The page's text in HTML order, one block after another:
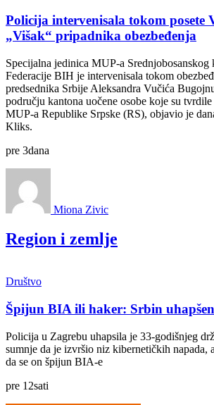
Policija intervenisala tokom posete
„Višak“ pripadnika obezbeđenja
Specijalna jedinica MUP-a
Federacije BIH je intervenisala tokom
predsednika Srbije Aleksandra Vučića
području kantona uočene osobe koje su
MUP-a Republike Srpske (RS), objavio je
Kliks.
pre 3dana
Miona Zivic
Region i zemlje
Društvo
Špijun BIA ili haker: Srbin
Policija u Zagrebu uhapsila je 33-godišnjeg
sumnje da je izvršio niz kibernetičkih napada,
da se on špijun BIA-e
pre 12sati